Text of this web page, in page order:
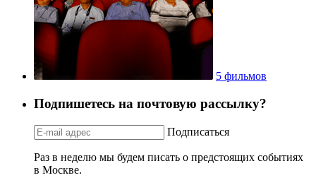
5 фильмов
Подпишетесь на почтовую рассылку?
Подписаться
Раз в неделю мы будем писать о предстоящих событиях
в Москве.